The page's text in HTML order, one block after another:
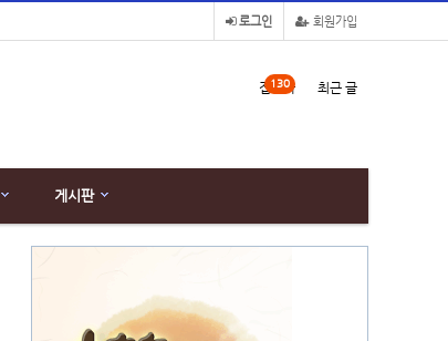
회원가입
로그인
접속자
130 최근 글
게시판